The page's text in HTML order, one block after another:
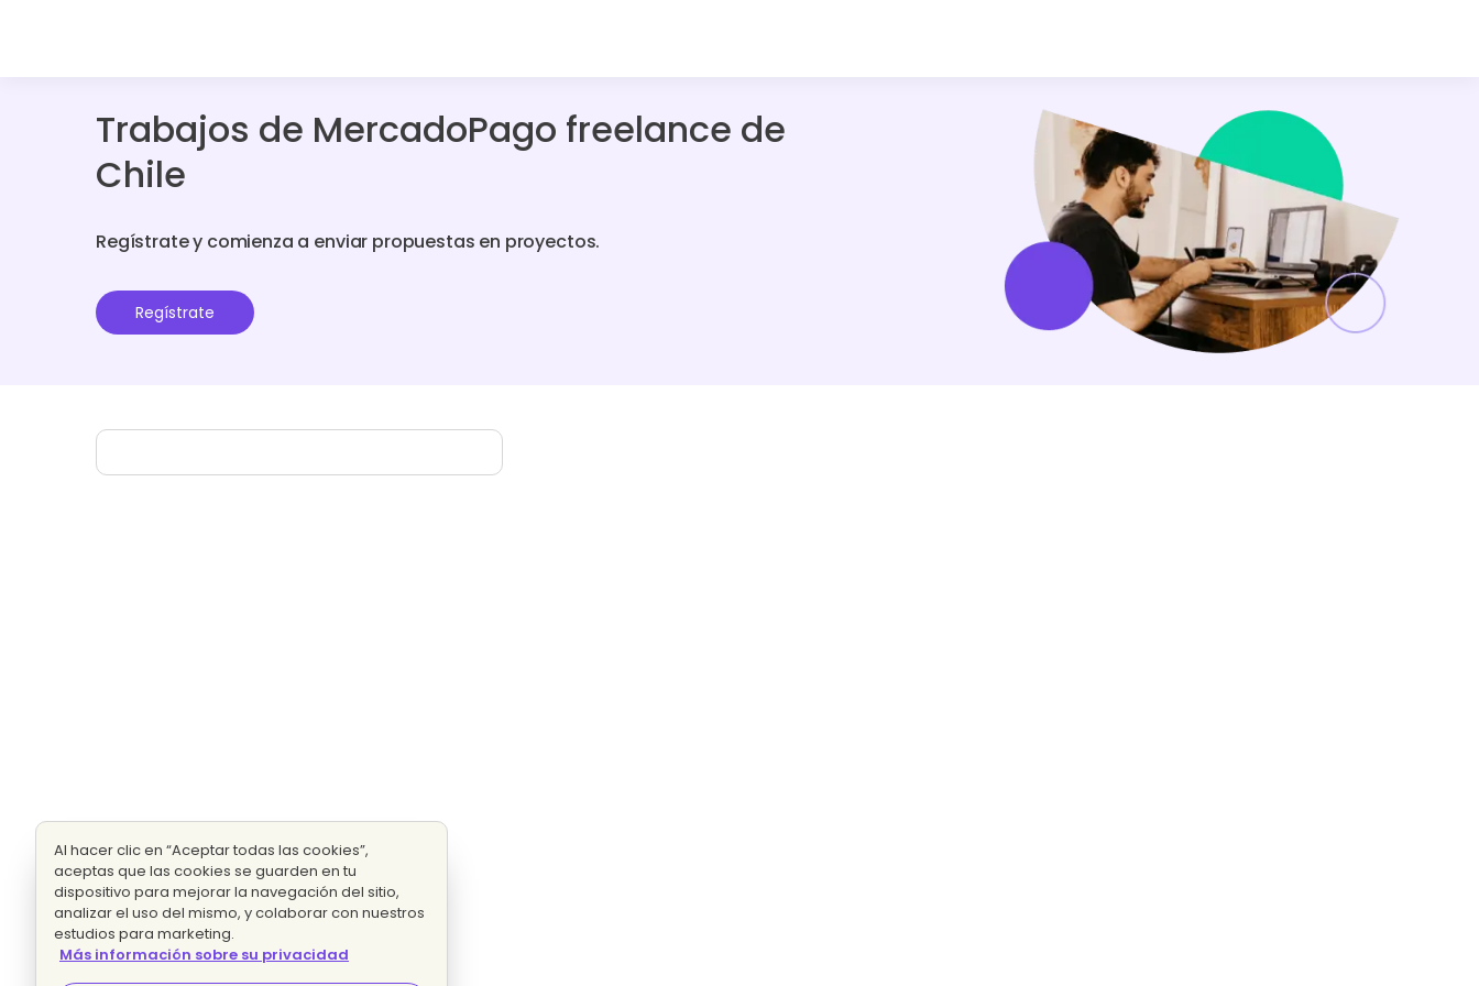
Trabajos de MercadoPago freelance de
Chile
Regístrate y comienza a enviar propuestas en proyectos.
Regístrate
Al hacer clic en “Aceptar todas las cookies”,
aceptas que las cookies se guarden en tu
dispositivo para mejorar la navegación del sitio,
analizar el uso del mismo, y colaborar con nuestros
estudios para marketing.
Más información sobre su privacidad